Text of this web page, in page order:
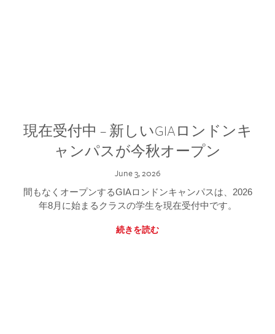
現在受付中 – 新しいGIAロンドンキ
ャンパスが今秋オープン
June 3, 2026
間もなくオープンするGIAロンドンキャンパスは、2026
年8月に始まるクラスの学生を現在受付中です。
続きを読む